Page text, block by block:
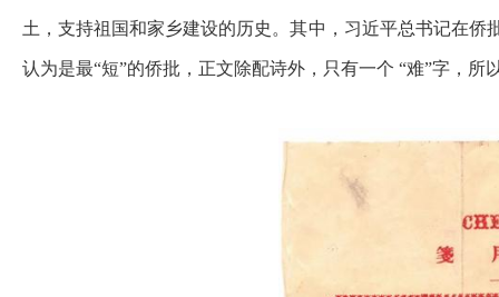
土，支持祖国和家乡建设的历史。其中，习近平总书记在
认为是最“短”的侨批，正文除配诗外，只有一个 “难”字，所